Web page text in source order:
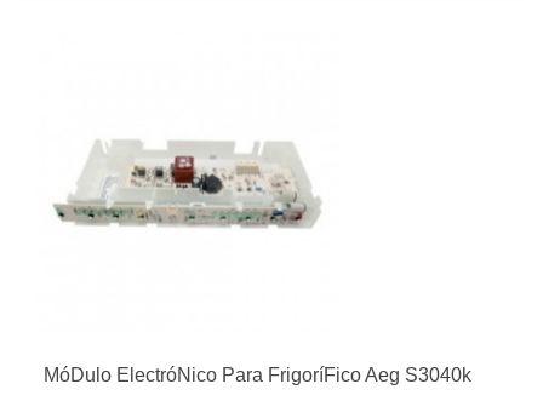
MóDulo ElectróNico Para FrigoríFico Aeg S3040k